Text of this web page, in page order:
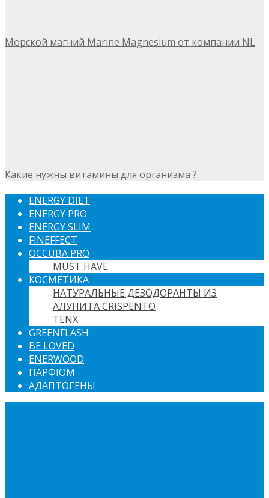
Морской магний Marine Magnesium от компании NL
Какие нужны витамины для организма ?
ENERGY DIET
ENERGY PRO
ENERGY SLIM
FINEFFECT
OCCUBA PRO
MUST HAVE
КОСМЕТИКА
НАТУРАЛЬНЫЕ ДЕЗОДОРАНТЫ ИЗ
АЛУНИТА CRISPENTO
TENX
GREENFLASH
BE LOVED
ENERWOOD
ПАРФЮМ
АДАПТОГЕНЫ